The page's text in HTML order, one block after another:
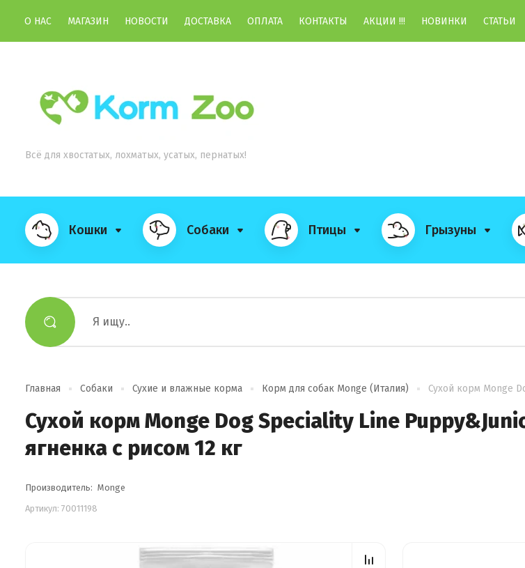
О НАС МАГАЗИН НОВОСТИ ДОСТАВКА ОПЛАТА КОНТАКТЫ АКЦИИ !!! НОВИНКИ СТАТЬИ
Всё для хвостатых, лохматых, усатых, пернатых!
Кошки Собаки Птицы Грызуны
Главная Собаки Сухие и влажные корма Корм для собак Monge (Италия) Сухой корм Monge
Сухой корм Monge Dog Speciality Line
ягненка с рисом 12 кг
Производитель: Monge
Артикул: 70011198